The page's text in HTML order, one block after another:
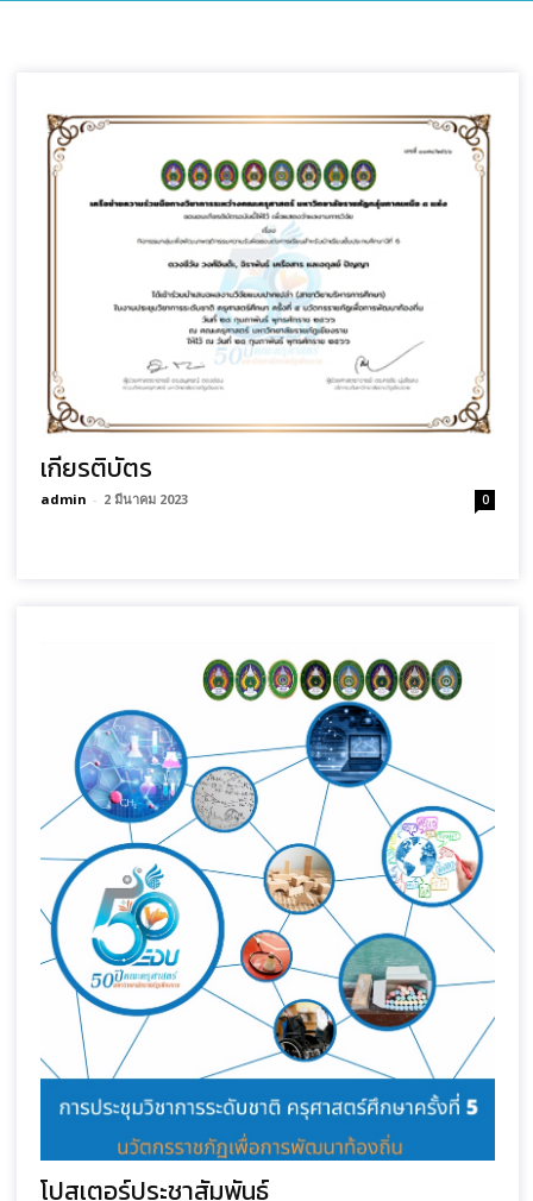
เกียรติบัตร
admin - 2 มีนาคม 2023 0
โปสเตอร์ประชาสัมพันธ์